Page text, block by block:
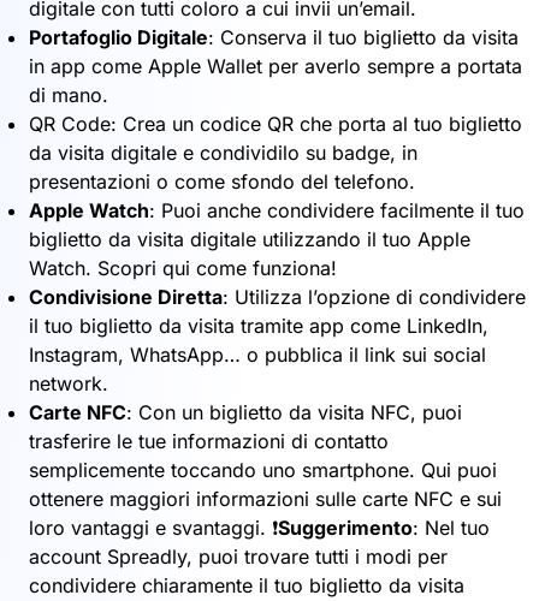
digitale con tutti coloro a cui invii un’email.
Portafoglio Digitale: Conserva il tuo biglietto da visita
in app come Apple Wallet per averlo sempre a portata
di mano.
QR Code: Crea un codice QR che porta al tuo biglietto
da visita digitale e condividilo su badge, in
presentazioni o come sfondo del telefono.
Apple Watch: Puoi anche condividere facilmente il tuo
biglietto da visita digitale utilizzando il tuo Apple
Watch. Scopri qui come funziona!
Condivisione Diretta: Utilizza l’opzione di condividere
il tuo biglietto da visita tramite app come LinkedIn,
Instagram, WhatsApp… o pubblica il link sui social
network.
Carte NFC: Con un biglietto da visita NFC, puoi
trasferire le tue informazioni di contatto
semplicemente toccando uno smartphone. Qui puoi
ottenere maggiori informazioni sulle carte NFC e sui
loro vantaggi e svantaggi. ❗️Suggerimento: Nel tuo
account Spreadly, puoi trovare tutti i modi per
condividere chiaramente il tuo biglietto da visita